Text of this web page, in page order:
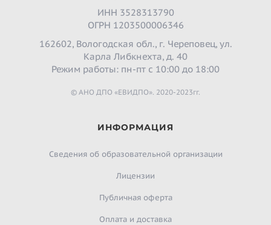
ИНН 3528313790
ОГРН 1203500006346
162602, Вологодская обл., г. Череповец, ул.
Карла Либкнехта, д. 40
Режим работы: пн-пт с 10:00 до 18:00
© АНО ДПО «ЕВИДПО». 2020-2023гг.
ИНФОРМАЦИЯ
Сведения об образовательной организации
Лицензии
Публичная оферта
Оплата и доставка